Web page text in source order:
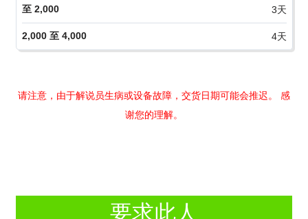
请注意，由于解说员生病或设备故障，交货日期可能会推迟。 感
谢您的理解。
要求此人